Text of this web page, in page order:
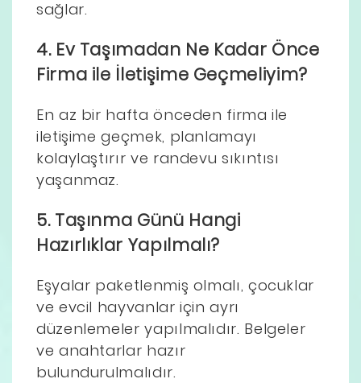
sağlar.
4. Ev Taşımadan Ne Kadar Önce
Firma ile İletişime Geçmeliyim?
En az bir hafta önceden firma ile
iletişime geçmek, planlamayı
kolaylaştırır ve randevu sıkıntısı
yaşanmaz.
5. Taşınma Günü Hangi
Hazırlıklar Yapılmalı?
Eşyalar paketlenmiş olmalı, çocuklar
ve evcil hayvanlar için ayrı
düzenlemeler yapılmalıdır. Belgeler
ve anahtarlar hazır
bulundurulmalıdır.